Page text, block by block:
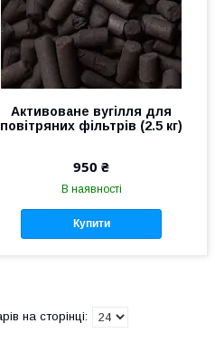
Активоване вугілля для
повітряних фільтрів (2.5 кг)
950 ₴
В наявності
Купити